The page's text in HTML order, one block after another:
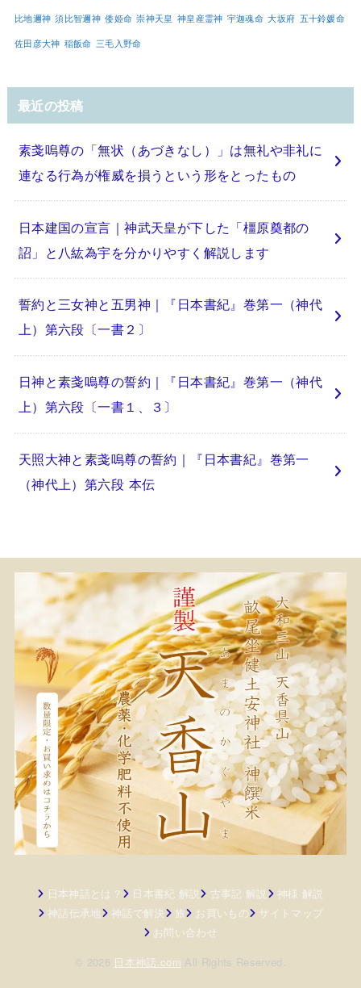
比地邇神 須比智邇神 倭姫命 崇神天皇 神皇産霊神 宇迦魂命 大坂府 五十鈴媛命
佐田彦大神 稲飯命 三毛入野命
最近の投稿
素戔嗚尊の「無状（あづきなし）」は無礼や非礼に
連なる行為が権威を損うという形をとったもの
日本建国の宣言｜神武天皇が下した「橿原奠都の
詔」と八紘為宇を分かりやすく解説します
誓約と三女神と五男神｜『日本書紀』巻第一（神代
上）第六段〔一書２〕
日神と素戔嗚尊の誓約｜『日本書紀』巻第一（神代
上）第六段〔一書１、３〕
天照大神と素戔嗚尊の誓約｜『日本書紀』巻第一
（神代上）第六段 本伝
日本神話とは？ 日本書紀 解説 古事記 解説
神様 解説
神話伝承地
神話で解決 旅 お買いもの
サイトマップ
お問い合わせ
© 2026 日本神話.com All Rights Reserved.